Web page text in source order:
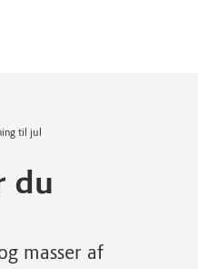
til jul
du
masser af